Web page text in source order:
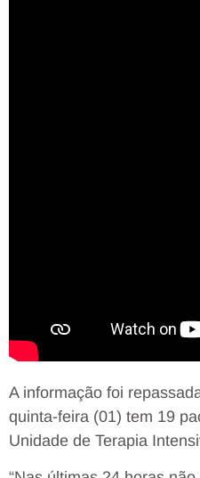
A informação foi
quinta-feira (01) tem 19
Unidade de Terapia